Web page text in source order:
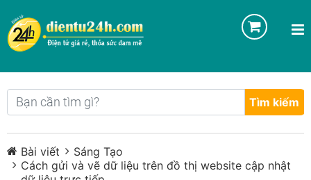
Tìm kiếm
Bài viết
Sáng Tạo
Cách gửi và vẽ dữ liệu trên đồ thị website cập nhật